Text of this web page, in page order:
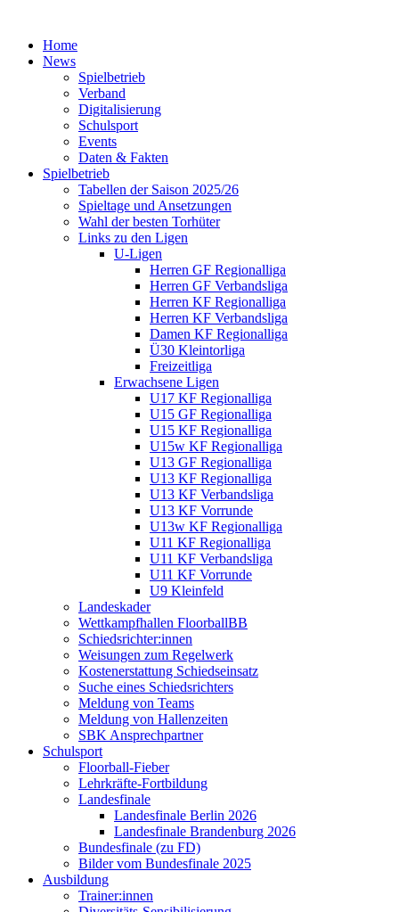
Home
News
Spielbetrieb
Verband
Digitalisierung
Schulsport
Events
Daten & Fakten
Spielbetrieb
Tabellen der Saison 2025/26
Spieltage und Ansetzungen
Wahl der besten Torhüter
Links zu den Ligen
U-Ligen
Herren GF Regionalliga
Herren GF Verbandsliga
Herren KF Regionalliga
Herren KF Verbandsliga
Damen KF Regionalliga
Ü30 Kleintorliga
Freizeitliga
Erwachsene Ligen
U17 KF Regionalliga
U15 GF Regionalliga
U15 KF Regionalliga
U15w KF Regionalliga
U13 GF Regionalliga
U13 KF Regionalliga
U13 KF Verbandsliga
U13 KF Vorrunde
U13w KF Regionalliga
U11 KF Regionalliga
U11 KF Verbandsliga
U11 KF Vorrunde
U9 Kleinfeld
Landeskader
Wettkampfhallen FloorballBB
Schiedsrichter:innen
Weisungen zum Regelwerk
Kostenerstattung Schiedseinsatz
Suche eines Schiedsrichters
Meldung von Teams
Meldung von Hallenzeiten
SBK Ansprechpartner
Schulsport
Floorball-Fieber
Lehrkräfte-Fortbildung
Landesfinale
Landesfinale Berlin 2026
Landesfinale Brandenburg 2026
Bundesfinale (zu FD)
Bilder vom Bundesfinale 2025
Ausbildung
Trainer:innen